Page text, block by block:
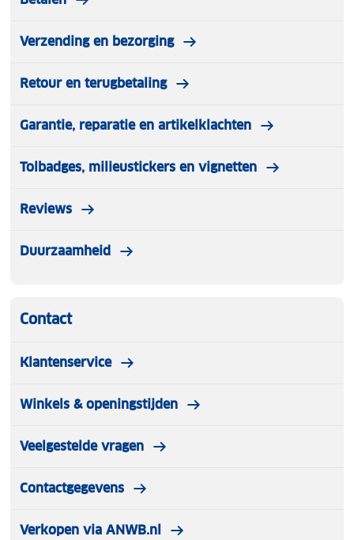
Verzending en bezorging
Retour en terugbetaling
Garantie, reparatie en artikelklachten
Tolbadges, milieustickers en vignetten
Reviews
Duurzaamheid
Contact
Klantenservice
Winkels & openingstijden
Veelgestelde vragen
Contactgegevens
Verkopen via ANWB.nl